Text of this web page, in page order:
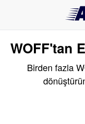
WOFF'tan
Birden fazla